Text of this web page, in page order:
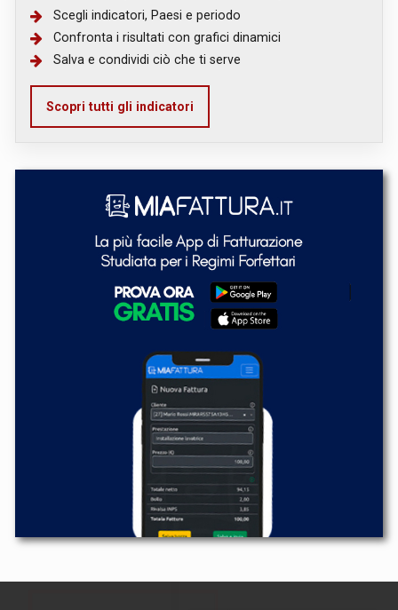
Scegli indicatori, Paesi e periodo
Confronta i risultati con grafici dinamici
Salva e condividi ciò che ti serve
Scopri tutti gli indicatori